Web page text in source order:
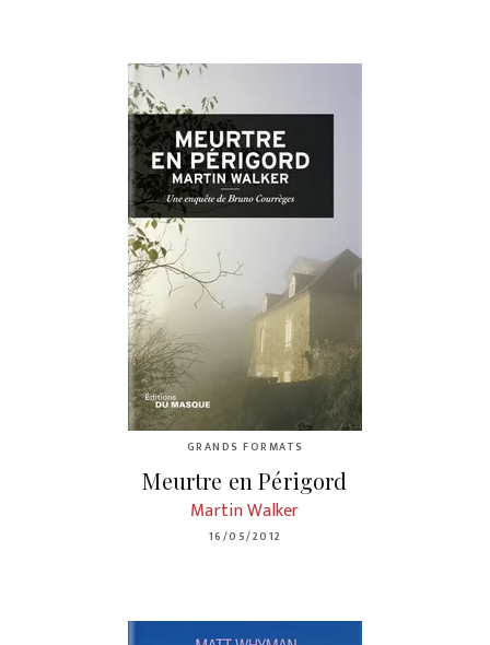
GRANDS FORMATS
Meurtre en Périgord
Martin Walker
16/05/2012